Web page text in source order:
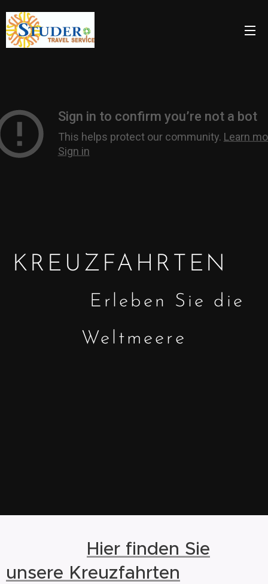
KREUZFAHRTEN
Erleben Sie die
Weltmeere
Hier finden Sie
unsere Kreuzfahrten